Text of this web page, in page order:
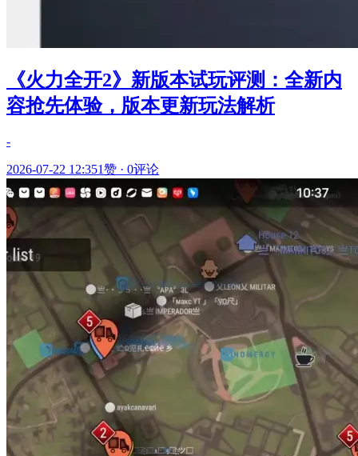
《火力全开2》新版本试玩评测：全新内
容抢先体验，版本更新玩法解析
-
2026-07-22 12:351赞 · 0评论